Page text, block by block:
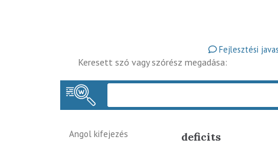
Fejlesztési
Keresett szó vagy szórész megadása:
Angol kifejezés deficits